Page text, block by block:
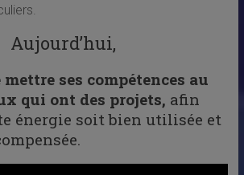
Aujourd’hui,
ses compétences au
qui ont des projets, afin
énergie soit bien utilisée et